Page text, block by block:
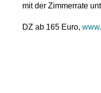
mit der Zimmerrate
DZ ab 165 Euro,